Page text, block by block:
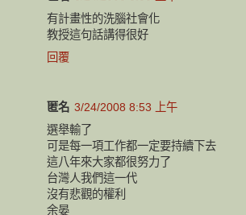
有計畫性的洗腦社會化
教授這句話講得很好
回覆
匿名 3/24/2008 8:53 上午
選舉輸了
可是每一項工作都一定要持續下去
這八年來大家都很努力了
台灣人我們這一代
沒有悲觀的權利
余晏